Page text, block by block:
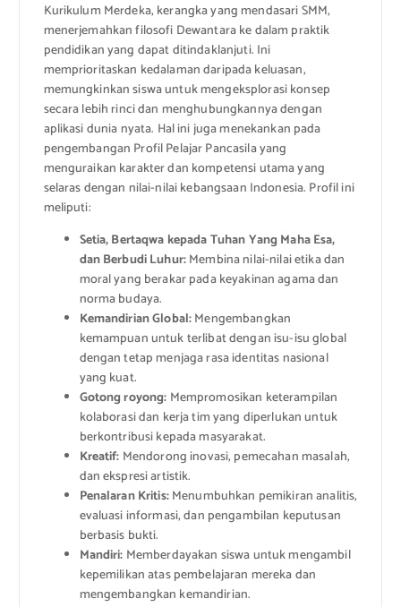
Kurikulum Merdeka, kerangka yang mendasari SMM,
menerjemahkan filosofi Dewantara ke dalam praktik
pendidikan yang dapat ditindaklanjuti. Ini
memprioritaskan kedalaman daripada keluasan,
memungkinkan siswa untuk mengeksplorasi konsep
secara lebih rinci dan menghubungkannya dengan
aplikasi dunia nyata. Hal ini juga menekankan pada
pengembangan Profil Pelajar Pancasila yang
menguraikan karakter dan kompetensi utama yang
selaras dengan nilai-nilai kebangsaan Indonesia. Profil ini
meliputi:
Setia, Bertaqwa kepada Tuhan Yang Maha Esa,
dan Berbudi Luhur:Membina nilai-nilai etika dan
moral yang berakar pada keyakinan agama dan
norma budaya.
Kemandirian Global:Mengembangkan
kemampuan untuk terlibat dengan isu-isu global
dengan tetap menjaga rasa identitas nasional
yang kuat.
Gotong royong: Mempromosikan keterampilan
kolaborasi dan kerja tim yang diperlukan untuk
berkontribusi kepada masyarakat.
Kreatif: Mendorong inovasi, pemecahan masalah,
dan ekspresi artistik.
Penalaran Kritis:Menumbuhkan pemikiran analitis,
evaluasi informasi, dan pengambilan keputusan
berbasis bukti.
Mandiri: Memberdayakan siswa untuk mengambil
kepemilikan atas pembelajaran mereka dan
mengembangkan kemandirian.